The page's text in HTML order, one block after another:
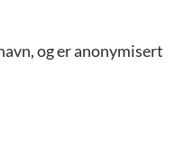
og er anonymisert